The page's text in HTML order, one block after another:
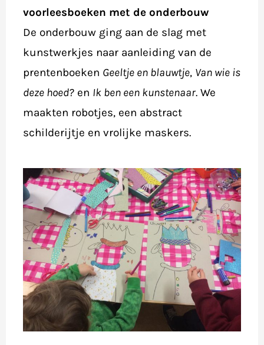
voorleesboeken met de onderbouw
De onderbouw ging aan de slag met
kunstwerkjes naar aanleiding van de
prentenboeken Geeltje en blauwtje, Van wie is
deze hoed? en Ik ben een kunstenaar. We
maakten robotjes, een abstract
schilderijtje en vrolijke maskers.